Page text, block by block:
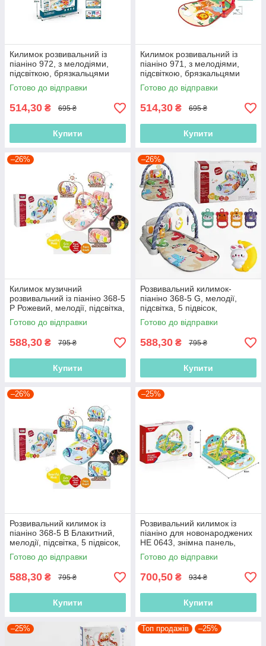
Килимок розвивальний із
піаніно 972, з мелодіями,
підсвіткою, брязкальцями
Готово до відправки
514,30 ₴ 695 ₴
Купити
Килимок розвивальний із
піаніно 971, з мелодіями,
підсвіткою, брязкальцями
Готово до відправки
514,30 ₴ 695 ₴
Купити
–26%
Килимок музичний
розвивальний із піаніно 368-5
P Рожевий, мелодії, підсвітка,
5 підвісок, брязкальця
Готово до відправки
588,30 ₴ 795 ₴
Купити
–26%
Розвивальний килимок-
піаніно 368-5 G, мелодії,
підсвітка, 5 підвісок,
брязкальця
Готово до відправки
588,30 ₴ 795 ₴
Купити
–26%
Розвивальний килимок із
піаніно 368-5 B Блакитний,
мелодії, підсвітка, 5 підвісок,
брязкальця
Готово до відправки
588,30 ₴ 795 ₴
Купити
–25%
Розвивальний килимок із
піаніно для новонароджених
HE 0643, знімна панель,
підсвітка, мелодії, 5 підвісок
Готово до відправки
700,50 ₴ 934 ₴
Купити
–25% Топ продажів –25%